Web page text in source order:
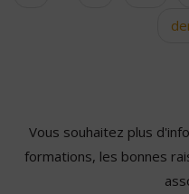
Vous souhaitez plus
formations, les bonnes